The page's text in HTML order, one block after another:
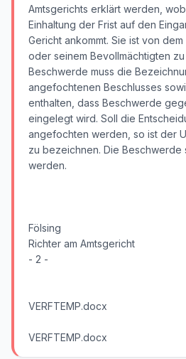
Amtsgerichts erklärt werden,
Einhaltung der Frist auf den
Gericht ankommt. Sie ist von
oder seinem Bevollmächtigten
Beschwerde muss die
angefochtenen Beschlusses
enthalten, dass Beschwerde
eingelegt wird. Soll die
angefochten werden, so ist der
zu bezeichnen. Die Beschwerde
werden.
Fölsing
Richter am Amtsgericht
- 2 -
VERFTEMP.docx
VERFTEMP.docx